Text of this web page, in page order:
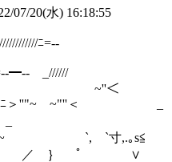
07/20(水) 16:18:55
ﾆ=-‐
_//////
＜
ﾆ＞''"~ ~"''＜ _
`, `寸,.｡s≦
ﾟ ／ ｝ ﾟ ∨